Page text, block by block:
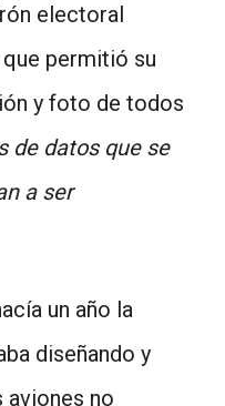
electoral
permitió su
y foto de todos
de datos que se
a ser
un año la
diseñando y
aviones no